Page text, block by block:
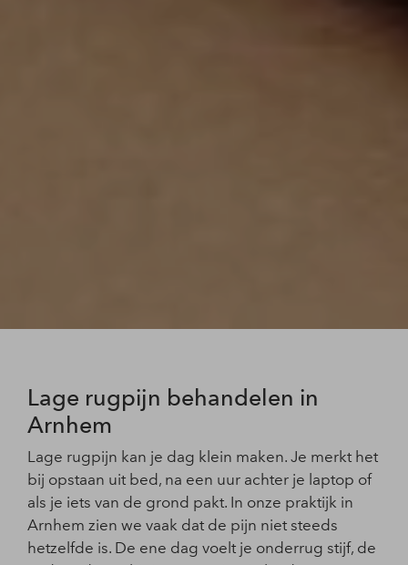
Lage rugpijn behandelen in
Arnhem
Lage rugpijn kan je dag klein maken. Je merkt het
bij opstaan uit bed, na een uur achter je laptop of
als je iets van de grond pakt. In onze praktijk in
Arnhem zien we vaak dat de pijn niet steeds
hetzelfde is. De ene dag voelt je onderrug stijf, de